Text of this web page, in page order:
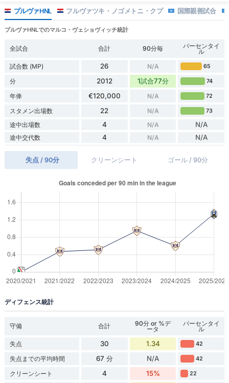
プルヴァHNL フルヴァツキ・ノゴメトニ・クプ 国際親善試合
プルヴァHNLでのマルコ・ヴェショヴィッチ統計
全試合 合計 90分毎 パーセンタイ
ル
試合数 (MP)
26 N/A 65
分 2012 1試合77分 74
年俸 €120,000 N/A 72
スタメン出場数 22 N/A 73
途中出場数 4 N/A N/A
途中交代数 4 N/A N/A
失点 / 90分 クリーンシート ゴール / 90分
ディフェンス統計
守備 合計 90分 or %デ
ータ
パーセンタイ
ル
失点
30 1.34 42
失点までの平均時間 67 分 N/A 42
クリーンシート 4 15% 22